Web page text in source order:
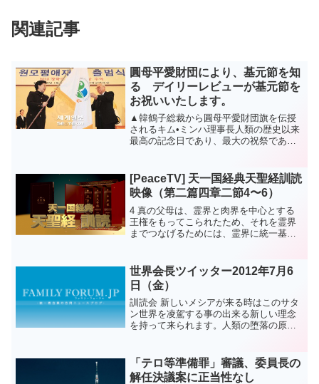
関連記事
圓母平愛財団により、基元節を知
る デイリーレビューが基元節を
お祝いいたします。
▲韓鶴子総裁から圓母平愛財団旗を伝授
されるキム•ミンハ理事長人類の歴史以来
最高の記念日であり、最大の祝祭である
国元年1月13日午前10時、世界中から3万
人の祝福家庭た...
[PeaceTV] 天一国経典天聖経訓読
映像（第二篇四章二節4〜6）
4 真の父母は、霊界と肉界を中心とする
王権をもってこられたため、それを霊界
までつなげるためには、霊界に統一基盤
ようにしなければ、真の父母が地上で完
成藻準を立てた位置に...
世界会長ツイッター2012年7月6
日（金）
訓読会 新しいメシアが来る時はこのサタ
ン世界を凌駕する事の出来る新しい理念
を持って来られます。人類の堕落の原罪
ん。神様のみ言を絶対的に信じ神様の愛
を受ける事が出来る第3...
「テロ等準備罪」審議、委員長の
解任決議案に正当性なし